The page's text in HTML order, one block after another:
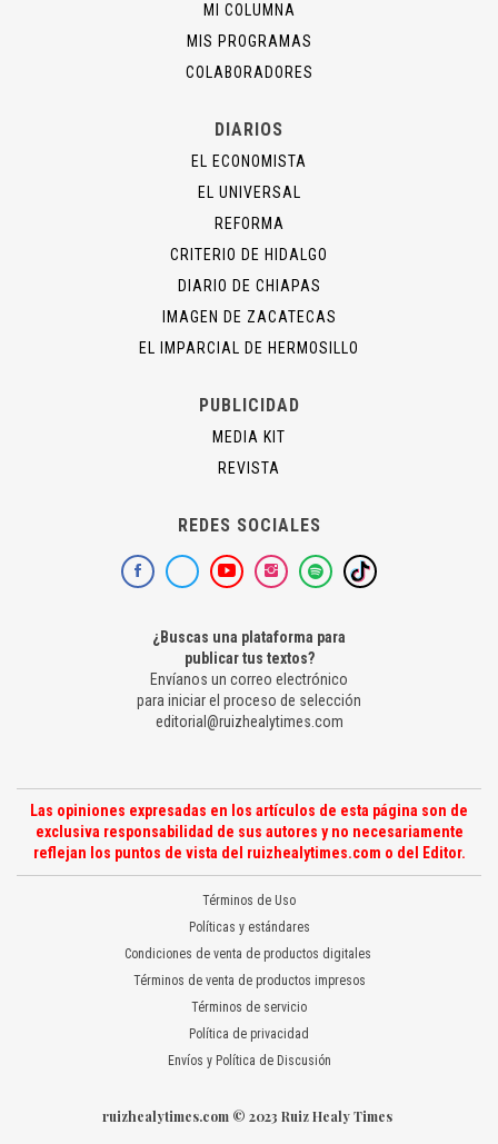
MI COLUMNA
MIS PROGRAMAS
COLABORADORES
DIARIOS
EL ECONOMISTA
EL UNIVERSAL
REFORMA
CRITERIO DE HIDALGO
DIARIO DE CHIAPAS
IMAGEN DE ZACATECAS
EL IMPARCIAL DE HERMOSILLO
PUBLICIDAD
MEDIA KIT
REVISTA
REDES SOCIALES
¿Buscas una plataforma para
publicar tus textos?
Envíanos un correo electrónico
para iniciar el proceso de selección
editorial@ruizhealytimes.com
Las opiniones expresadas en los artículos de esta página son de
exclusiva responsabilidad de sus autores y no necesariamente
reflejan los puntos de vista del ruizhealytimes.com o del Editor.
Términos de Uso
Políticas y estándares
Condiciones de venta de productos digitales
Términos de venta de productos impresos
Términos de servicio
Política de privacidad
Envíos y Política de Discusión
ruizhealytimes.com © 2023 Ruiz Healy Times